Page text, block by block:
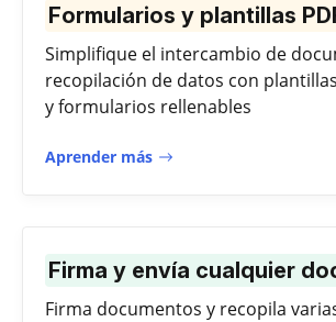
Formularios y plantillas
Simplifique el intercambio de
recopilación de datos con
y formularios rellenables
Aprender más
Firma y envía cualquier
Firma documentos y recopila